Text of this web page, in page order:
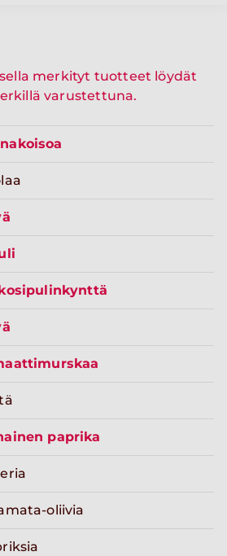
merkityt tuotteet löydät
varustettuna.
paprika
oliivia